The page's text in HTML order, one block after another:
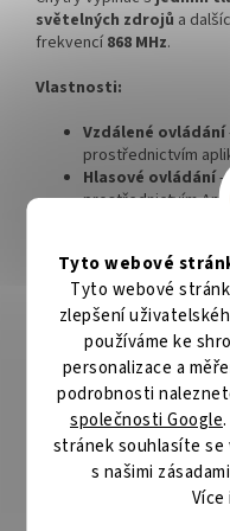
Tyto webové
Tyto webové
zlepšení
používáme ke
personalizace a
podrobnosti
společnosti Google
stránek souhlasíte se
s našimi
světelných zdrojů a
frekvencí 868 MHz.
Vlastnosti:
Vzdálené ovládání
prostřednictvím
Hlasové ovládání-
prostřednictvím
-
Režim
světla v různých
doma
Výměna baterie
vložených baterií
Nevyžaduje
Upozornění:Je
Hub H100 (není součástí
Součástí balení jsou